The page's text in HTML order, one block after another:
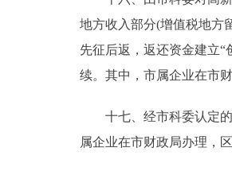
地方收入部分(增值税地方
先征后返，返还资金建立
续。其中，市属企业在市
十七、经市科委认定的
属企业在市财政局办理，